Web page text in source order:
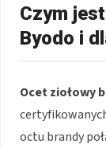
Czym
Byodo i
Ocet ziołowy
octu brandy